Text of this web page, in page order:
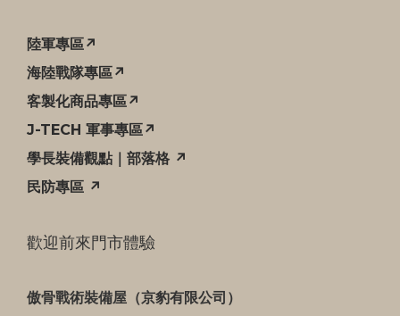
陸軍專區↗
海陸戰隊專區↗
客製化商品專區↗
J-TECH 軍事專區↗
學長裝備觀點｜部落格 ↗
民防專區 ↗
歡迎前來門市體驗
傲骨戰術裝備屋（京豹有限公司）